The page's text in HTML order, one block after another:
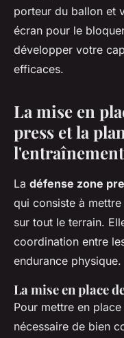
porteur du ballon et
écran pour le
développer votre
efficaces.
La mise en
press et la
l'entraînement
La défense zone
qui consiste à
sur tout le terrain.
coordination entre
endurance physique.
La mise en place
Pour mettre en
nécessaire de bien